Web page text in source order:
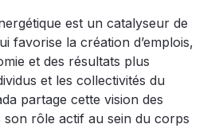
est un catalyseur de
favorise la création d’emplois,
et des résultats plus
et les collectivités du
partage cette vision des
rôle actif au sein du corps